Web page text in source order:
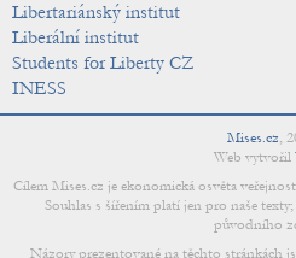
Libertariánský institut
Liberální institut
Students for Liberty CZ
INESS
Mises.cz,
Web vytvořil
Cílem Mises.cz je ekonomická osvěta
Souhlas s šířením platí jen pro naše
původního
Názory prezentované na těchto stránkách